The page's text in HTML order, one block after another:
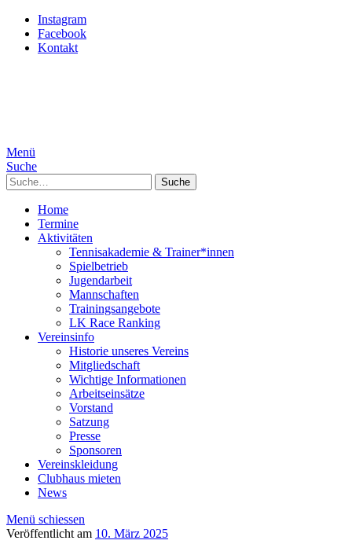
Instagram
Facebook
Kontakt
Menü
Suche
Suche
Home
Termine
Aktivitäten
Tennisakademie & Trainer*innen
Spielbetrieb
Jugendarbeit
Mannschaften
Trainingsangebote
LK Race Ranking
Vereinsinfo
Historie unseres Vereins
Mitgliedschaft
Wichtige Informationen
Arbeitseinsätze
Vorstand
Satzung
Presse
Sponsoren
Vereinskleidung
Clubhaus mieten
News
Menü schiessen
Veröffentlicht am 10. März 2025